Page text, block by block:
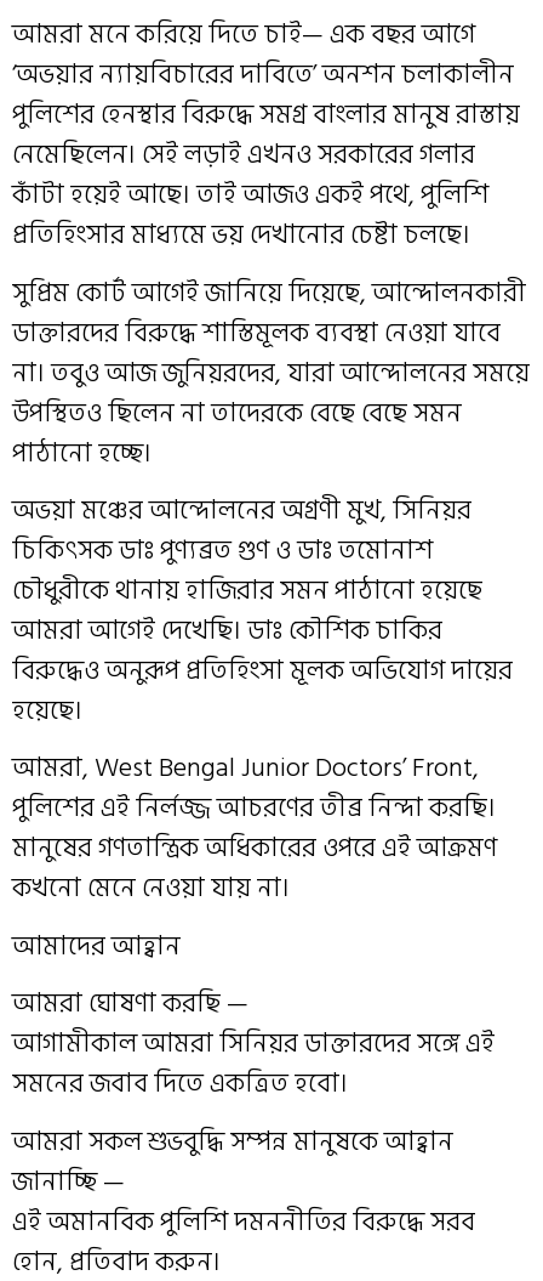
আমরা মনে করিয়ে দিতে চাই— এক বছর আগে
‘অভয়ার ন্যায়বিচারের দাবিতে’ অনশন চলাকালীন
পুলিশের হেনস্থার বিরুদ্ধে সমগ্র বাংলার মানুষ রাস্তায়
নেমেছিলেন। সেই লড়াই এখনও সরকারের গলার
কাঁটা হয়েই আছে। তাই আজও একই পথে, পুলিশি
প্রতিহিংসার মাধ্যমে ভয় দেখানোর চেষ্টা চলছে।
সুপ্রিম কোর্ট আগেই জানিয়ে দিয়েছে, আন্দোলনকারী
ডাক্তারদের বিরুদ্ধে শাস্তিমূলক ব্যবস্থা নেওয়া যাবে
না। তবুও আজ জুনিয়রদের, যারা আন্দোলনের সময়ে
উপস্থিতও ছিলেন না তাদেরকে বেছে বেছে সমন
পাঠানো হচ্ছে।
অভয়া মঞ্চের আন্দোলনের অগ্রণী মুখ, সিনিয়র
চিকিৎসক ডাঃ পুণ্যব্রত গুণ ও ডাঃ তমোনাশ
চৌধুরীকে থানায় হাজিরার সমন পাঠানো হয়েছে
আমরা আগেই দেখেছি। ডাঃ কৌশিক চাকির
বিরুদ্ধেও অনুরূপ প্রতিহিংসা মূলক অভিযোগ দায়ের
হয়েছে।
আমরা, West Bengal Junior Doctors’ Front,
পুলিশের এই নির্লজ্জ আচরণের তীব্র নিন্দা করছি।
মানুষের গণতান্ত্রিক অধিকারের ওপরে এই আক্রমণ
কখনো মেনে নেওয়া যায় না।
আমাদের আহ্বান
আমরা ঘোষণা করছি —
আগামীকাল আমরা সিনিয়র ডাক্তারদের সঙ্গে এই
সমনের জবাব দিতে একত্রিত হবো।
আমরা সকল শুভবুদ্ধি সম্পন্ন মানুষকে আহ্বান
জানাচ্ছি —
এই অমানবিক পুলিশি দমননীতির বিরুদ্ধে সরব
হোন, প্রতিবাদ করুন।